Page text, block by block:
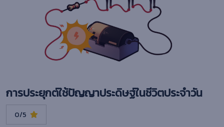
การประยุกต์ใช้ปัญญาประดิษฐ์ในชีวิตประจำวัน
0/5